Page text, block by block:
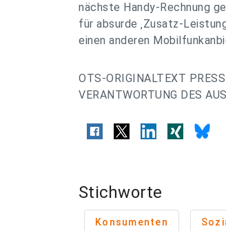
nächste Handy-Rechnung
für absurde ‚Zusatz-
einen anderen
OTS-ORIGINALTEXT
VERANTWORTUNG DES
Stichworte
Konsumenten